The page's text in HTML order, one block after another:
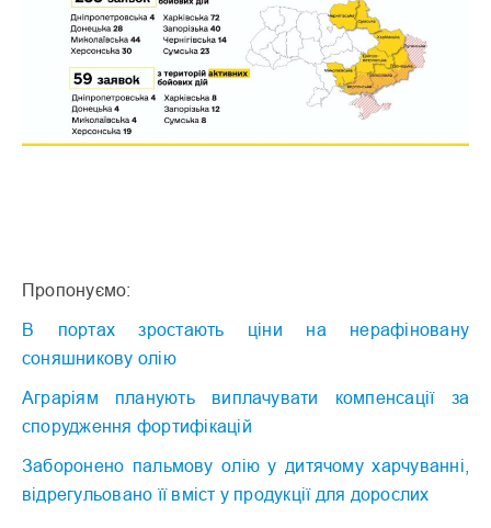
Пропонуємо:
В портах зростають ціни на нерафіновану
соняшникову олію
Аграріям планують виплачувати компенсації за
спорудження фортифікацій
Заборонено пальмову олію у дитячому харчуванні,
відрегульовано її вміст у продукції для дорослих